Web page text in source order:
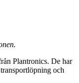
Plantronics. De har
och